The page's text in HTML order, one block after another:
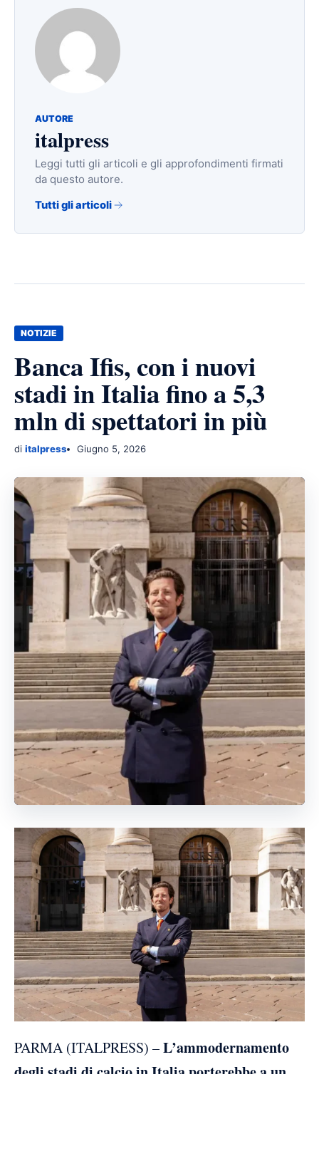
AUTORE
italpress
Leggi tutti gli articoli e gli approfondimenti firmati
da questo autore.
Tutti gli articoli
NOTIZIE
Banca Ifis, con i nuovi
stadi in Italia fino a 5,3
mln di spettatori in più
di italpress Giugno 5, 2026
PARMA (ITALPRESS) –L’ammodernamento
degli stadi di calcio in Italia porterebbe a un